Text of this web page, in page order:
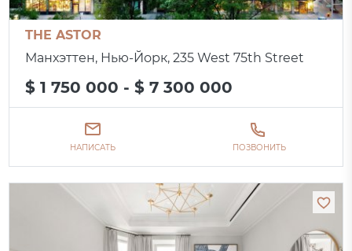
THE ASTOR
Манхэттен, Нью-Йорк, 235 West 75th Street
$ 1 750 000 - $ 7 300 000
НАПИСАТЬ ПОЗВОНИТЬ